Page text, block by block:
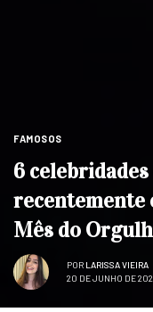
FAMOSOS
6
recentemente
Mês do
POR LARISSA VIEIRA
20 DE JUNHO DE